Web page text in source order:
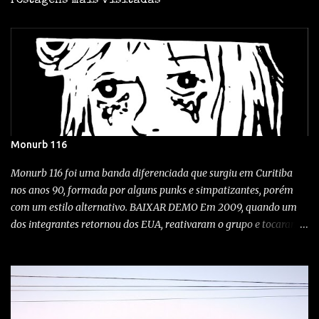
Monurb 116
Monurb 116 foi uma banda diferenciada que surgiu em Curitiba
nos anos 90, formada por alguns punks e simpatizantes, porém
com um estilo alternativo. BAIXAR DEMO Em 2009, quando um
dos integrantes retornou dos EUA, reativaram o grupo e tocaram
Clube Curupira / 23/10/1999 O quê? Show com Monurb 116,
Vertedero, Abutres e Idiotas Berrantes Quando? 12-09-09 Onde?